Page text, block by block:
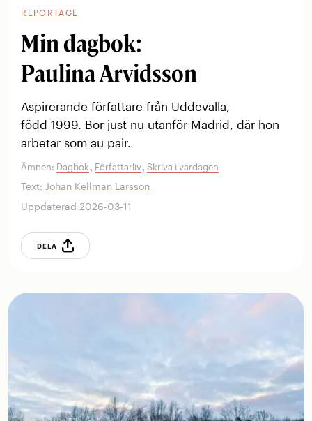
REPORTAGE
Min dagbok:
Paulina Arvidsson
Aspirerande författare från ­Uddevalla,
född 1999. Bor just nu utanför Madrid, där hon
arbetar som au pair.
Ämnen: Dagbok, Författarliv,Skriva i vardagen
Text: Johan Kellman Larsson
Uppdaterad 2026-03-11
DELA